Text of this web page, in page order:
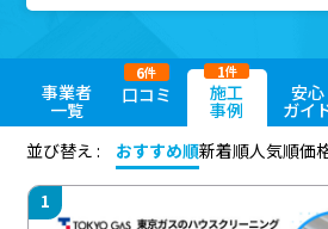
事業者
一覧
口コミ
6件
施工
事例
1件
安心
ガイ
並び替え :
おすすめ順新着順人気順価
1